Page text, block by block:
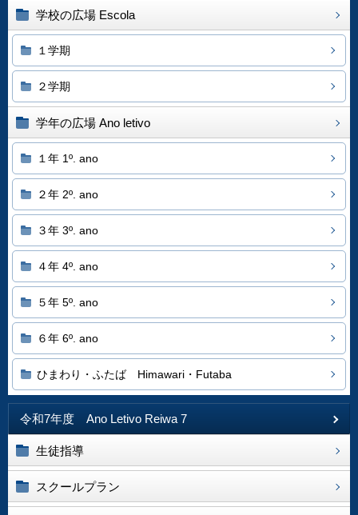
学校の広場 Escola
１学期
２学期
学年の広場 Ano letivo
１年 1º. ano
２年 2º. ano
３年 3º. ano
４年 4º. ano
５年 5º. ano
６年 6º. ano
ひまわり・ふたば Himawari・Futaba
令和7年度 Ano Letivo Reiwa 7
生徒指導
スクールプラン